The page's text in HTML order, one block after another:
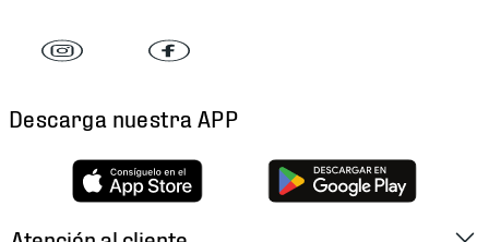
Descarga nuestra APP